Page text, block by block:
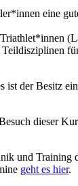
eine
ist der Besitz
dieser
und Training
geht es hier.